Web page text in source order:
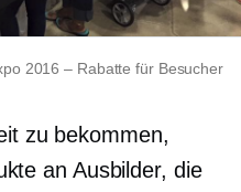
2016 – Rabatte für Besucher
zu bekommen,
an Ausbilder, die